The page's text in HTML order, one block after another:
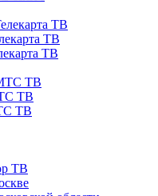
ТВ
ТВ
ТВ
ТВ
ТВ
ТВ
ТВ